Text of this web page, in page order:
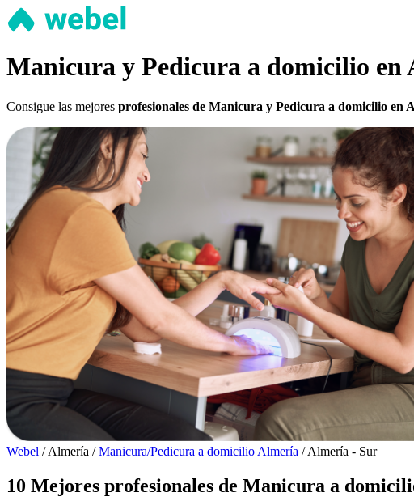
Manicura y Pedicura a domicilio en
Consigue las mejores profesionales de Manicura y Pedicura a domicilio en
Webel / Almería / Manicura/Pedicura a domicilio Almería / Almería - Sur
10 Mejores profesionales de Manicura a